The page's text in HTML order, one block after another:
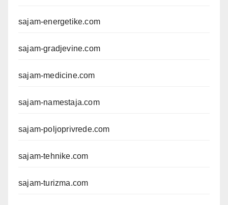
sajam-energetike.com
sajam-gradjevine.com
sajam-medicine.com
sajam-namestaja.com
sajam-poljoprivrede.com
sajam-tehnike.com
sajam-turizma.com